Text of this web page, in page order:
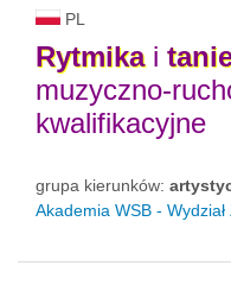
PL
Rytmikai
muzyczno-
kwalifikacyjne
grupa kierunków:
Akademia WSB -